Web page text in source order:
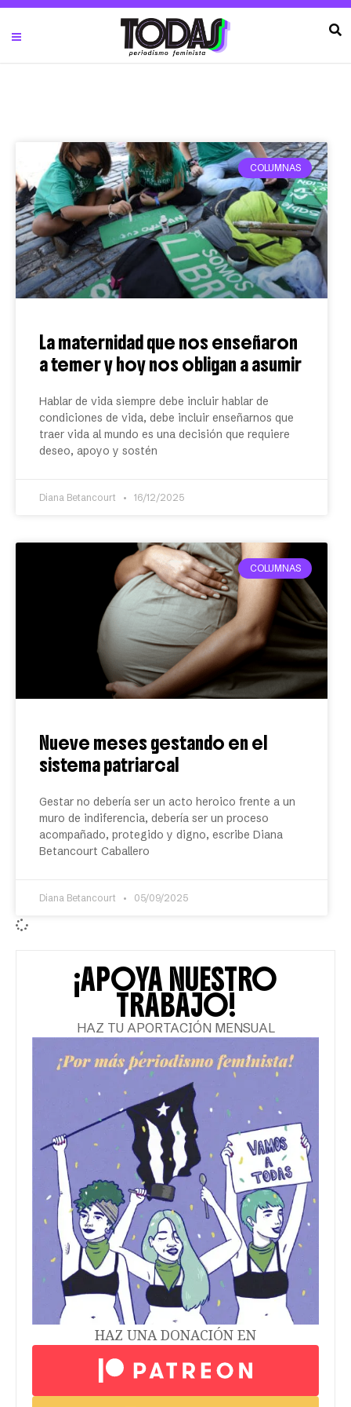
COLUMNAS
La maternidad que nos enseñaron
a temer y hoy nos obligan a asumir
Hablar de vida siempre debe incluir hablar de
condiciones de vida, debe incluir enseñarnos que
traer vida al mundo es una decisión que requiere
deseo, apoyo y sostén
Diana Betancourt 16/12/2025
COLUMNAS
Nueve meses gestando en el
sistema patriarcal
Gestar no debería ser un acto heroico frente a un
muro de indiferencia, debería ser un proceso
acompañado, protegido y digno, escribe Diana
Betancourt Caballero
Diana Betancourt 05/09/2025
¡APOYA NUESTRO
TRABAJO!
HAZ TU APORTACIÓN MENSUAL
HAZ UNA DONACIÓN EN